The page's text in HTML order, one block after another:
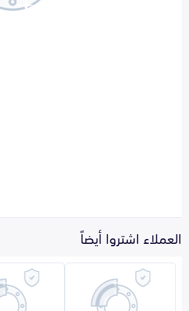
العملاء اشتروا أيضاً